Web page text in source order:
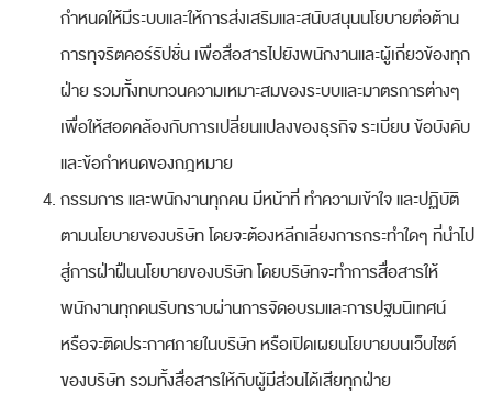
กำหนดให้มีระบบและให้การส่งเสริมและสนับสนุนนโยบายต่อต้าน
การทุจริตคอร์รัปชั่น เพื่อสื่อสารไปยังพนักงานและผู้เกี่ยวข้องทุก
ฝ่าย รวมทั้งทบทวนความเหมาะสมของระบบและมาตรการต่างๆ
เพื่อให้สอดคล้องกับการเปลี่ยนแปลงของธุรกิจ ระเบียบ ข้อบังคับ
และข้อกำหนดของกฎหมาย
กรรมการ และพนักงานทุกคน มีหน้าที่ ทำความเข้าใจ และปฏิบัติ
ตามนโยบายของบริษัท โดยจะต้องหลีกเลี่ยงการกระทำใดๆ ที่นำไป
สู่การฝ่าฝืนนโยบายของบริษัท โดยบริษัทจะทำการสื่อสารให้
พนักงานทุกคนรับทราบผ่านการจัดอบรมและการปฐมนิเทศน์
หรือจะติดประกาศภายในบริษัท หรือเปิดเผยนโยบายบนเว็บไซต์
ของบริษัท รวมทั้งสื่อสารให้กับผู้มีส่วนได้เสียทุกฝ่าย